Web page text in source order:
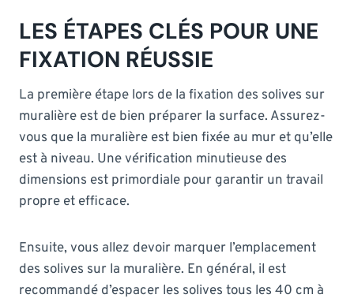
LES ÉTAPES CLÉS POUR UNE
FIXATION RÉUSSIE
La première étape lors de la fixation des solives sur
muralière est de bien préparer la surface. Assurez-
vous que la muralière est bien fixée au mur et qu’elle
est à niveau. Une vérification minutieuse des
dimensions est primordiale pour garantir un travail
propre et efficace.
Ensuite, vous allez devoir marquer l’emplacement
des solives sur la muralière. En général, il est
recommandé d’espacer les solives tous les 40 cm à